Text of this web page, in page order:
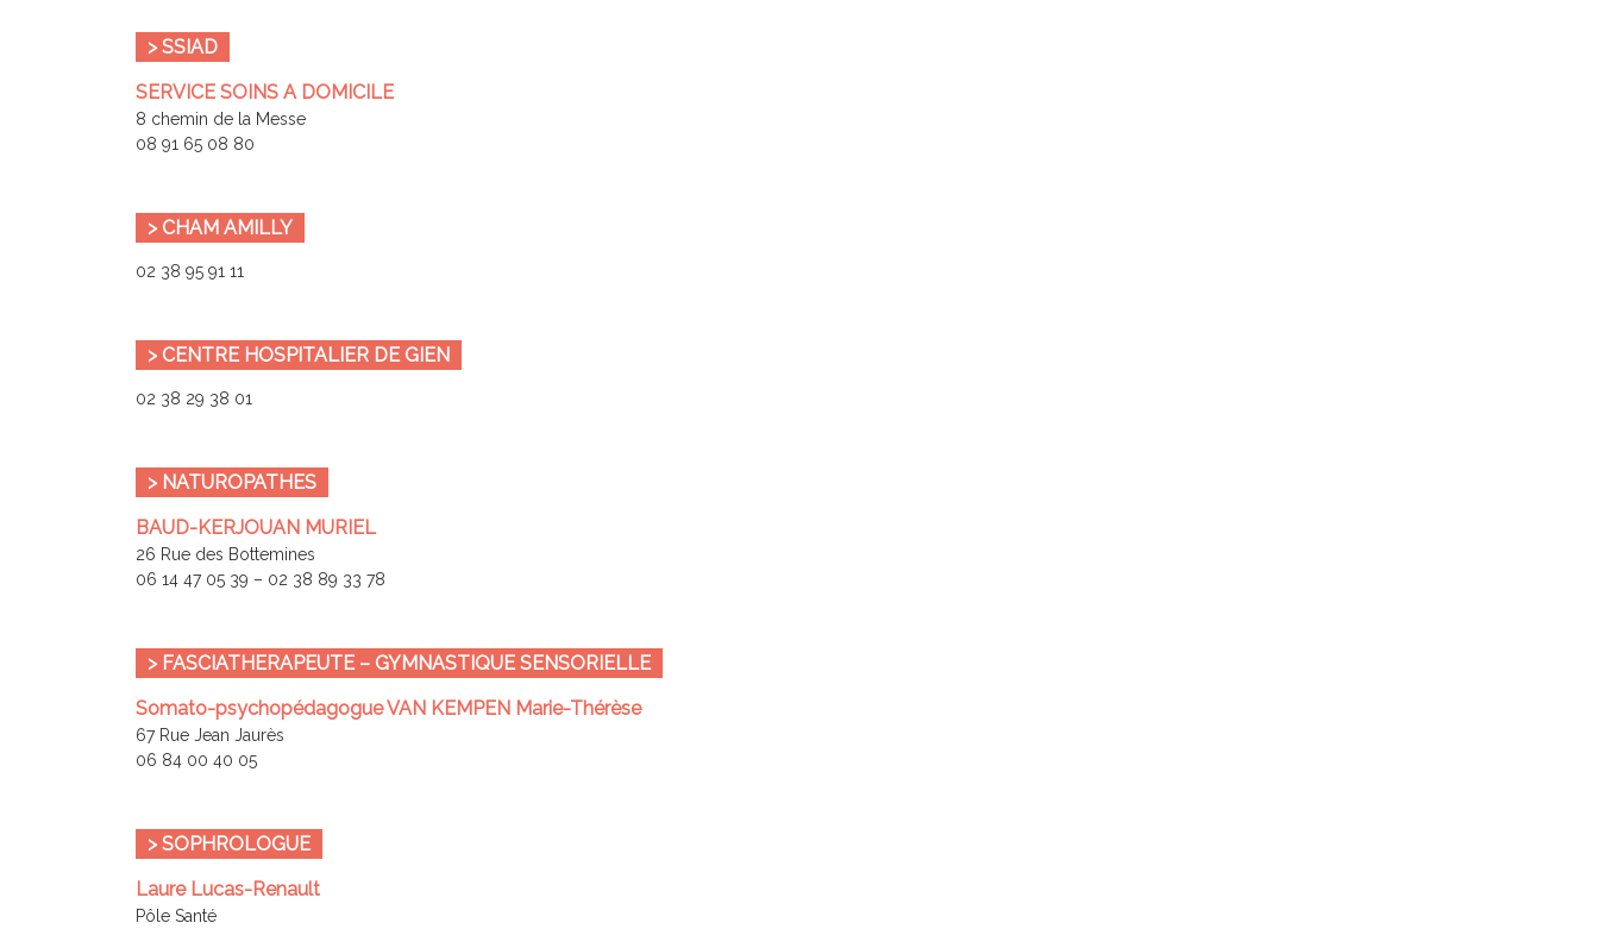
> SSIAD
SERVICE SOINS A DOMICILE
8 chemin de la Messe
08 91 65 08 80
> CHAM AMILLY
02 38 95 91 11
> CENTRE HOSPITALIER DE GIEN
02 38 29 38 01
> NATUROPATHES
BAUD-KERJOUAN MURIEL
26 Rue des Bottemines
06 14 47 05 39 – 02 38 89 33 78
> FASCIATHERAPEUTE – GYMNASTIQUE SENSORIELLE
Somato-psychopédagogue VAN KEMPEN Marie-Thérèse
67 Rue Jean Jaurès
06 84 00 40 05
> SOPHROLOGUE
Laure Lucas-Renault
Pôle Santé